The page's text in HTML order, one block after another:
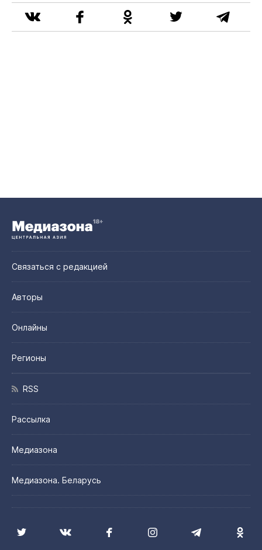
Связаться с редакцией
Авторы
Онлайны
Регионы
RSS
Рассылка
Медиазона
Медиазона. Беларусь